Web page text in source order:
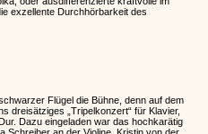
exzellente Durchhörbarkeit des
Flügel die Bühne, denn auf dem
dreisätziges „Tripelkonzert“ für Klavier,
Dazu eingeladen war das hochkarätig